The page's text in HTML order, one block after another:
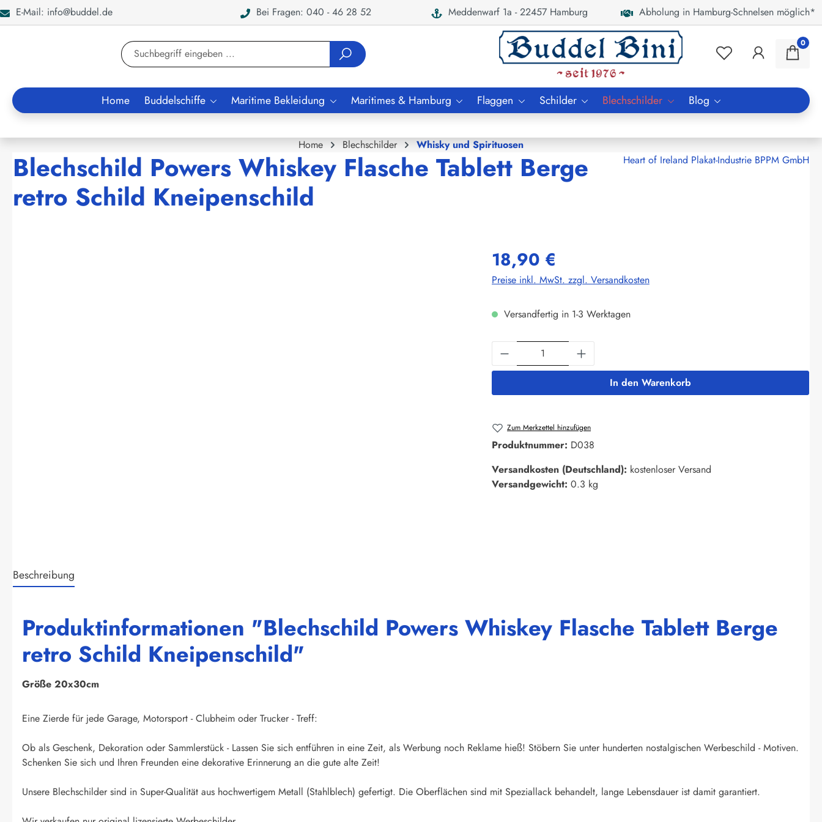
Zur Suche springen
E-Mail: info@buddel.de Bei Fragen: 040 - 46 28 52 Meddenwarf 1a - 22457 Hamburg Abholung in Hamburg-Schnelsen möglich*
0
Home Buddelschiffe Maritime Bekleidung Maritimes & Hamburg Flaggen Schilder Blechschilder Blog
Home Blechschilder Whisky und Spirituosen
Blechschild Powers Whiskey Flasche Tablett Berge
retro Schild Kneipenschild
Heart of Ireland Plakat-Industrie BPPM GmbH
18,90 €
Preise inkl. MwSt. zzgl. Versandkosten
Versandfertig in 1-3 Werktagen
Produkt Anzahl: Gib den gewünschten Wert ein
In den Warenkorb
Zum Merkzettel hinzufügen
Produktnummer: D038
Versandkosten (Deutschland): kostenloser Versand
Versandgewicht: 0.3 kg
Beschreibung
Produktinformationen "Blechschild Powers Whiskey Flasche Tablett Berge
retro Schild Kneipenschild"
Größe 20x30cm
Eine Zierde für jede Garage, Motorsport - Clubheim oder Trucker - Treff:
Ob als Geschenk, Dekoration oder Sammlerstück - Lassen Sie sich entführen in eine Zeit, als Werbung noch Reklame hieß! Stöbern Sie unter hunderten nostalgischen Werbeschild - Motiven.
Schenken Sie sich und Ihren Freunden eine dekorative Erinnerung an die gute alte Zeit!
Unsere Blechschilder sind in Super-Qualität aus hochwertigem Metall (Stahlblech) gefertigt. Die Oberflächen sind mit Speziallack behandelt, lange Lebensdauer ist damit garantiert.